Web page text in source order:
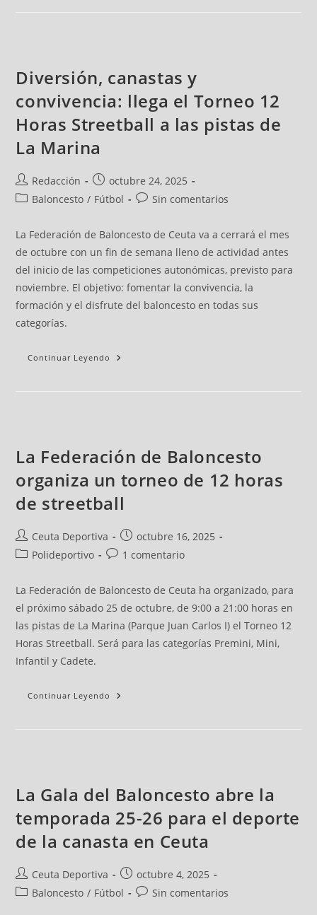
Diversión, canastas y
convivencia: llega el Torneo 12
Horas Streetball a las pistas de
La Marina
Redacción
octubre 24, 2025
Baloncesto / Fútbol Sin comentarios
La Federación de Baloncesto de Ceuta va a cerrará el mes
de octubre con un fin de semana lleno de actividad antes
del inicio de las competiciones autonómicas, previsto para
noviembre. El objetivo: fomentar la convivencia, la
formación y el disfrute del baloncesto en todas sus
categorías.
Continuar Leyendo
La Federación de Baloncesto
organiza un torneo de 12 horas
de streetball
Ceuta Deportiva
octubre 16, 2025
Polideportivo
1 comentario
La Federación de Baloncesto de Ceuta ha organizado, para
el próximo sábado 25 de octubre, de 9:00 a 21:00 horas en
las pistas de La Marina (Parque Juan Carlos I) el Torneo 12
Horas Streetball. Será para las categorías Premini, Mini,
Infantil y Cadete.
Continuar Leyendo
La Gala del Baloncesto abre la
temporada 25-26 para el deporte
de la canasta en Ceuta
Ceuta Deportiva
octubre 4, 2025
Baloncesto / Fútbol Sin comentarios